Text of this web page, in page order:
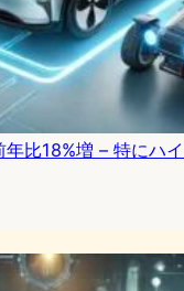
比18%増 – 特にハ